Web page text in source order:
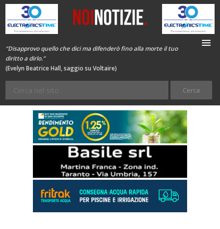
“Disapprovo quello che dici ma difenderò fino alla morte il tuo
diritto a dirlo.”
(Evelyn Beatrice Hall, saggio su Voltaire)